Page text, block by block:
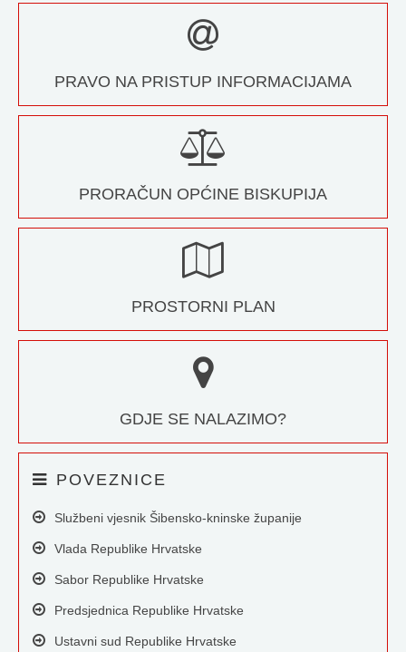
PRAVO NA PRISTUP INFORMACIJAMA
PRORAČUN OPĆINE BISKUPIJA
PROSTORNI PLAN
GDJE SE NALAZIMO?
POVEZNICE
Službeni vjesnik Šibensko-kninske županije
Vlada Republike Hrvatske
Sabor Republike Hrvatske
Predsjednica Republike Hrvatske
Ustavni sud Republike Hrvatske